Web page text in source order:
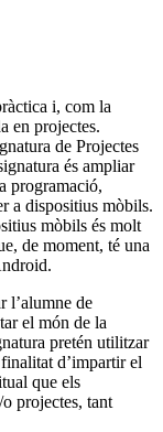
i, com la
en projectes.
de Projectes
és ampliar
programació,
a dispositius mòbils.
mòbils és molt
de moment, té una
l’alumne de
el món de la
pretén utilitzar
d’impartir el
que els
projectes, tant